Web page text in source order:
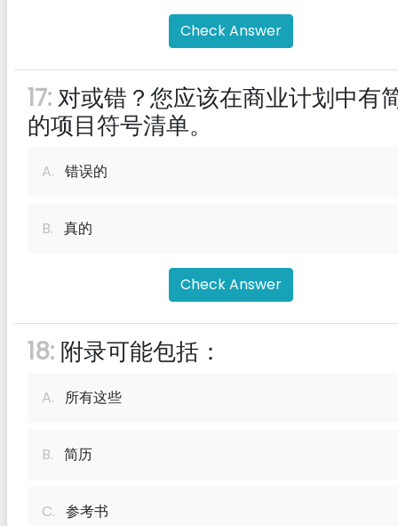
Check Answer
17:对或错？您应该在商业计划中有
的项目符号清单。
A. 错误的
B. 真的
Check Answer
18: 附录可能包括：
A. 所有这些
B. 简历
C. 参考书